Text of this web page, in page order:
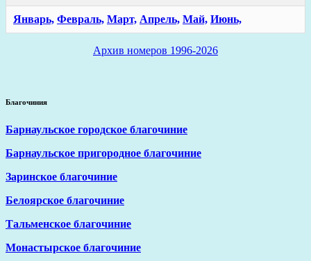
Январь, Февраль, Март, Апрель, Май, Июнь,
Архив номеров 1996-2026
Благочиния
Барнаульское городское благочиние
Барнаульское пригородное благочиние
Заринское благочиние
Белоярское благочиние
Тальменское благочиние
Монастырское благочиние